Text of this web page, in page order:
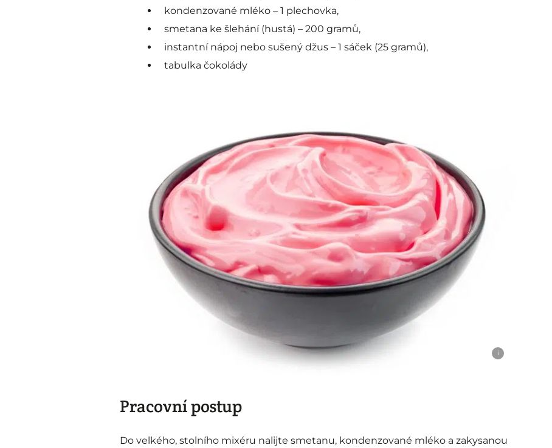
kondenzované mléko – 1 plechovka,
smetana ke šlehání (hustá) – 200 gramů,
instantní nápoj nebo sušený džus – 1 sáček (25 gramů),
tabulka čokolády
i
Pracovní postup
Do velkého, stolního mixéru nalijte smetanu, kondenzované mléko a zakysanou